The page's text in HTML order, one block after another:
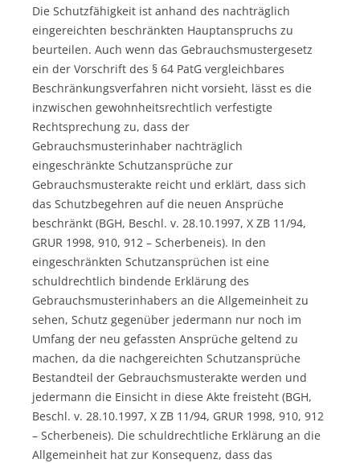
Die Schutzfähigkeit ist anhand des nachträglich
eingereichten beschränkten Hauptanspruchs zu
beurteilen. Auch wenn das Gebrauchsmustergesetz
ein der Vorschrift des § 64 PatG vergleichbares
Beschränkungsverfahren nicht vorsieht, lässt es die
inzwischen gewohnheitsrechtlich verfestigte
Rechtsprechung zu, dass der
Gebrauchsmusterinhaber nachträglich
eingeschränkte Schutzansprüche zur
Gebrauchsmusterakte reicht und erklärt, dass sich
das Schutzbegehren auf die neuen Ansprüche
beschränkt (BGH, Beschl. v. 28.10.1997, X ZB 11/94,
GRUR 1998, 910, 912 – Scherbeneis). In den
eingeschränkten Schutzansprüchen ist eine
schuldrechtlich bindende Erklärung des
Gebrauchsmusterinhabers an die Allgemeinheit zu
sehen, Schutz gegenüber jedermann nur noch im
Umfang der neu gefassten Ansprüche geltend zu
machen, da die nachgereichten Schutzansprüche
Bestandteil der Gebrauchsmusterakte werden und
jedermann die Einsicht in diese Akte freisteht (BGH,
Beschl. v. 28.10.1997, X ZB 11/94, GRUR 1998, 910, 912
– Scherbeneis). Die schuldrechtliche Erklärung an die
Allgemeinheit hat zur Konsequenz, dass das